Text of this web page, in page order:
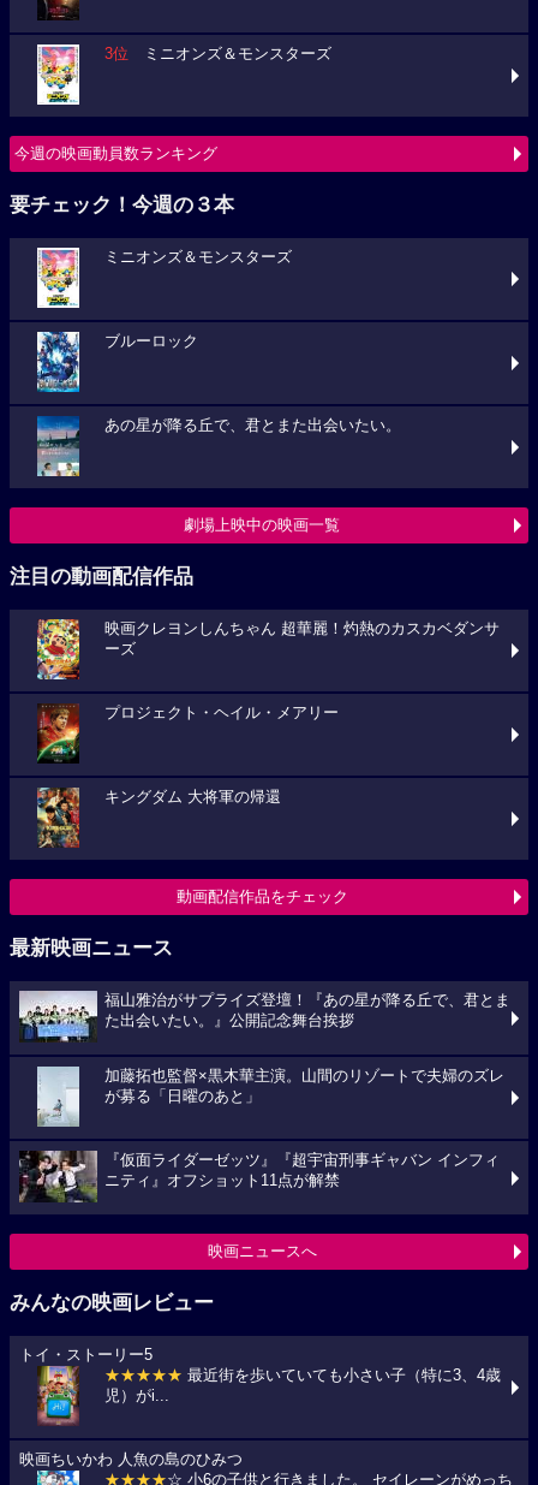
3位 ミニオンズ＆モンスターズ
今週の映画動員数ランキング
要チェック！今週の３本
ミニオンズ＆モンスターズ
ブルーロック
あの星が降る丘で、君とまた出会いたい。
劇場上映中の映画一覧
注目の動画配信作品
映画クレヨンしんちゃん 超華麗！灼熱のカスカベダンサ
ーズ
プロジェクト・ヘイル・メアリー
キングダム 大将軍の帰還
動画配信作品をチェック
最新映画ニュース
福山雅治がサプライズ登壇！『あの星が降る丘で、君とま
た出会いたい。』公開記念舞台挨拶
加藤拓也監督×黒木華主演。山間のリゾートで夫婦のズレ
が募る「日曜のあと」
『仮面ライダーゼッツ』『超宇宙刑事ギャバン インフィ
ニティ』オフショット11点が解禁
映画ニュースへ
みんなの映画レビュー
トイ・ストーリー5
★★★★★ 最近街を歩いていても小さい子（特に3、4歳
児）がi...
映画ちいかわ 人魚の島のひみつ
★★★★☆ 小6の子供と行きました。 セイレーンがめっち